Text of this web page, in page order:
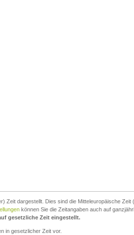
Zeit dargestellt. Dies sind die Mitteleuropäische Zeit
können Sie die Zeitangaben auch auf
gesetzliche Zeit eingestellt.
in gesetzlicher Zeit vor.